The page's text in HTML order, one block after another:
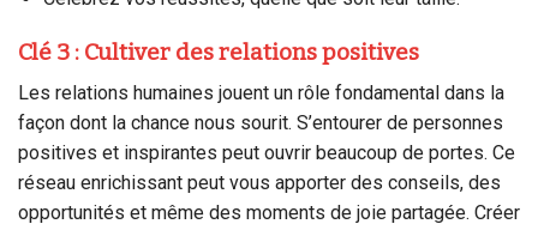
Clé 3 : Cultiver des relations positives
Les relations humaines jouent un rôle fondamental dans la
façon dont la chance nous sourit. S’entourer de personnes
positives et inspirantes peut ouvrir beaucoup de portes. Ce
réseau enrichissant peut vous apporter des conseils, des
opportunités et même des moments de joie partagée. Créer